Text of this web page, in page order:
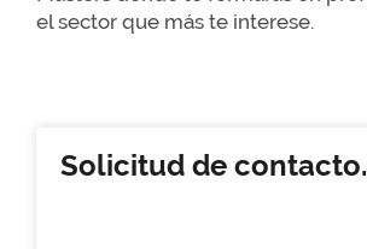
el sector que más te interese.
Solicitud de contacto.